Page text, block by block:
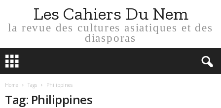
Les Cahiers Du Nem
la revue des cultures asiatiques et des
diasporas
Home Tags Philippines
Tag: Philippines